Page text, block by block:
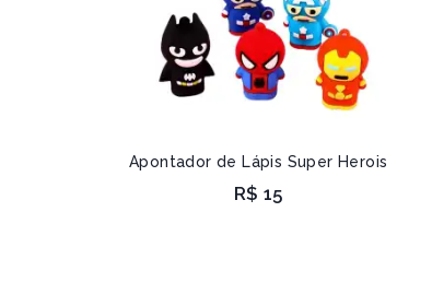
Apontador de Lápis Super Herois
R$ 15